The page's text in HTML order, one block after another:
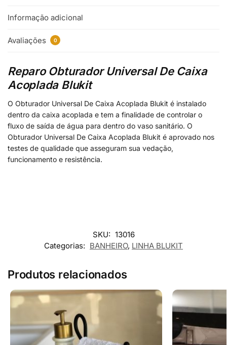
Informação adicional
Avaliações 0
Reparo Obturador Universal De Caixa
Acoplada Blukit
O Obturador Universal De Caixa Acoplada Blukit é instalado
dentro da caixa acoplada e tem a finalidade de controlar o
fluxo de saída de água para dentro do vaso sanitário. O
Obturador Universal De Caixa Acoplada Blukit é aprovado nos
testes de qualidade que asseguram sua vedação,
funcionamento e resistência.
SKU: 13016
Categorias: BANHEIRO, LINHA BLUKIT
Produtos relacionados